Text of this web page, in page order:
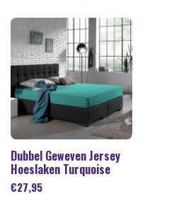
Dubbel Geweven Jersey
Hoeslaken Turquoise
€27,95